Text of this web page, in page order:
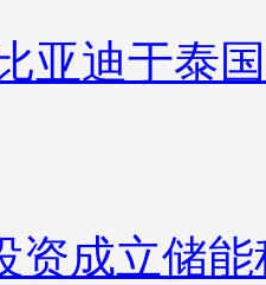
亚迪于泰
资成立储